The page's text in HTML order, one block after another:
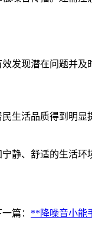
发现潜在问题并及
生活品质得到明显
静、舒适的生活环
篇： **降噪音小能